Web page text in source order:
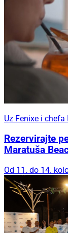
Uz Fenixe i chefa
Rezervirajte
Maratuša
Od 11. do 14.